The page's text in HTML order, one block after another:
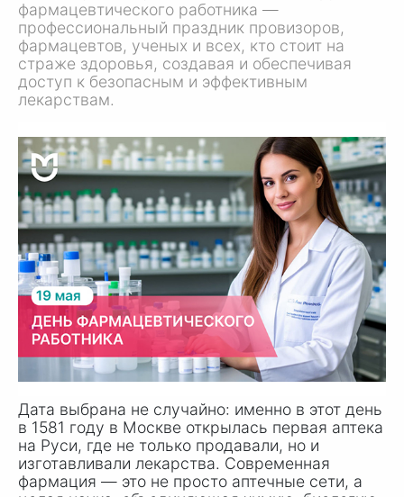
фармацевтического работника —
профессиональный праздник провизоров,
фармацевтов, ученых и всех, кто стоит на
страже здоровья, создавая и обеспечивая
доступ к безопасным и эффективным
лекарствам.
Дата выбрана не случайно: именно в этот день
в 1581 году в Москве открылась первая аптека
на Руси, где не только продавали, но и
изготавливали лекарства. Современная
фармация — это не просто аптечные сети, а